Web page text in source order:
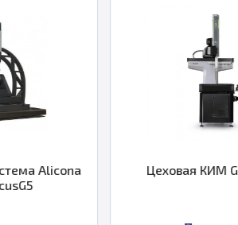
Цеховая КИМ GLOBAL SF